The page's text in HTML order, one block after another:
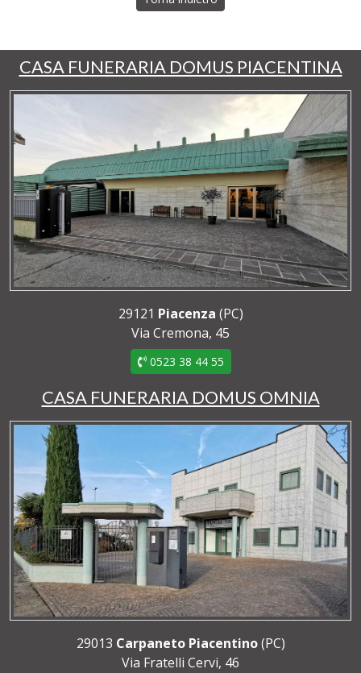
CASA FUNERARIA DOMUS PIACENTINA
29121 Piacenza (PC)
Via Cremona, 45
0523 38 44 55
CASA FUNERARIA DOMUS OMNIA
29013 Carpaneto Piacentino(PC)
Via Fratelli Cervi, 46